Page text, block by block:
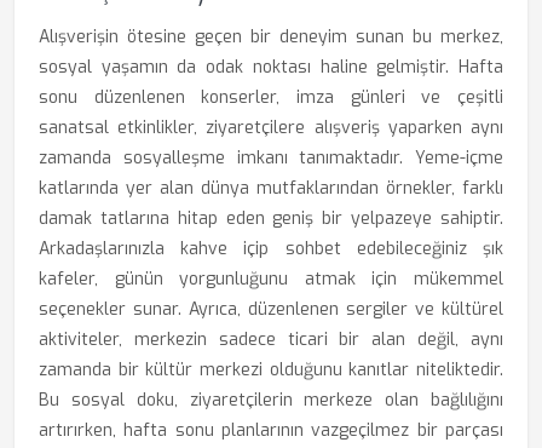
Alışverişin ötesine geçen bir deneyim sunan bu merkez,
sosyal yaşamın da odak noktası haline gelmiştir. Hafta
sonu düzenlenen konserler, imza günleri ve çeşitli
sanatsal etkinlikler, ziyaretçilere alışveriş yaparken aynı
zamanda sosyalleşme imkanı tanımaktadır. Yeme-içme
katlarında yer alan dünya mutfaklarından örnekler, farklı
damak tatlarına hitap eden geniş bir yelpazeye sahiptir.
Arkadaşlarınızla kahve içip sohbet edebileceğiniz şık
kafeler, günün yorgunluğunu atmak için mükemmel
seçenekler sunar. Ayrıca, düzenlenen sergiler ve kültürel
aktiviteler, merkezin sadece ticari bir alan değil, aynı
zamanda bir kültür merkezi olduğunu kanıtlar niteliktedir.
Bu sosyal doku, ziyaretçilerin merkeze olan bağlılığını
artırırken, hafta sonu planlarının vazgeçilmez bir parçası